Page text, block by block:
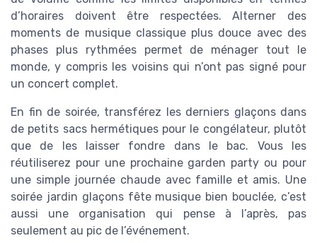
d’horaires doivent être respectées. Alterner des
moments de musique classique plus douce avec des
phases plus rythmées permet de ménager tout le
monde, y compris les voisins qui n’ont pas signé pour
un concert complet.
En fin de soirée, transférez les derniers glaçons dans
de petits sacs hermétiques pour le congélateur, plutôt
que de les laisser fondre dans le bac. Vous les
réutiliserez pour une prochaine garden party ou pour
une simple journée chaude avec famille et amis. Une
soirée jardin glaçons fête musique bien bouclée, c’est
aussi une organisation qui pense à l’après, pas
seulement au pic de l’événement.